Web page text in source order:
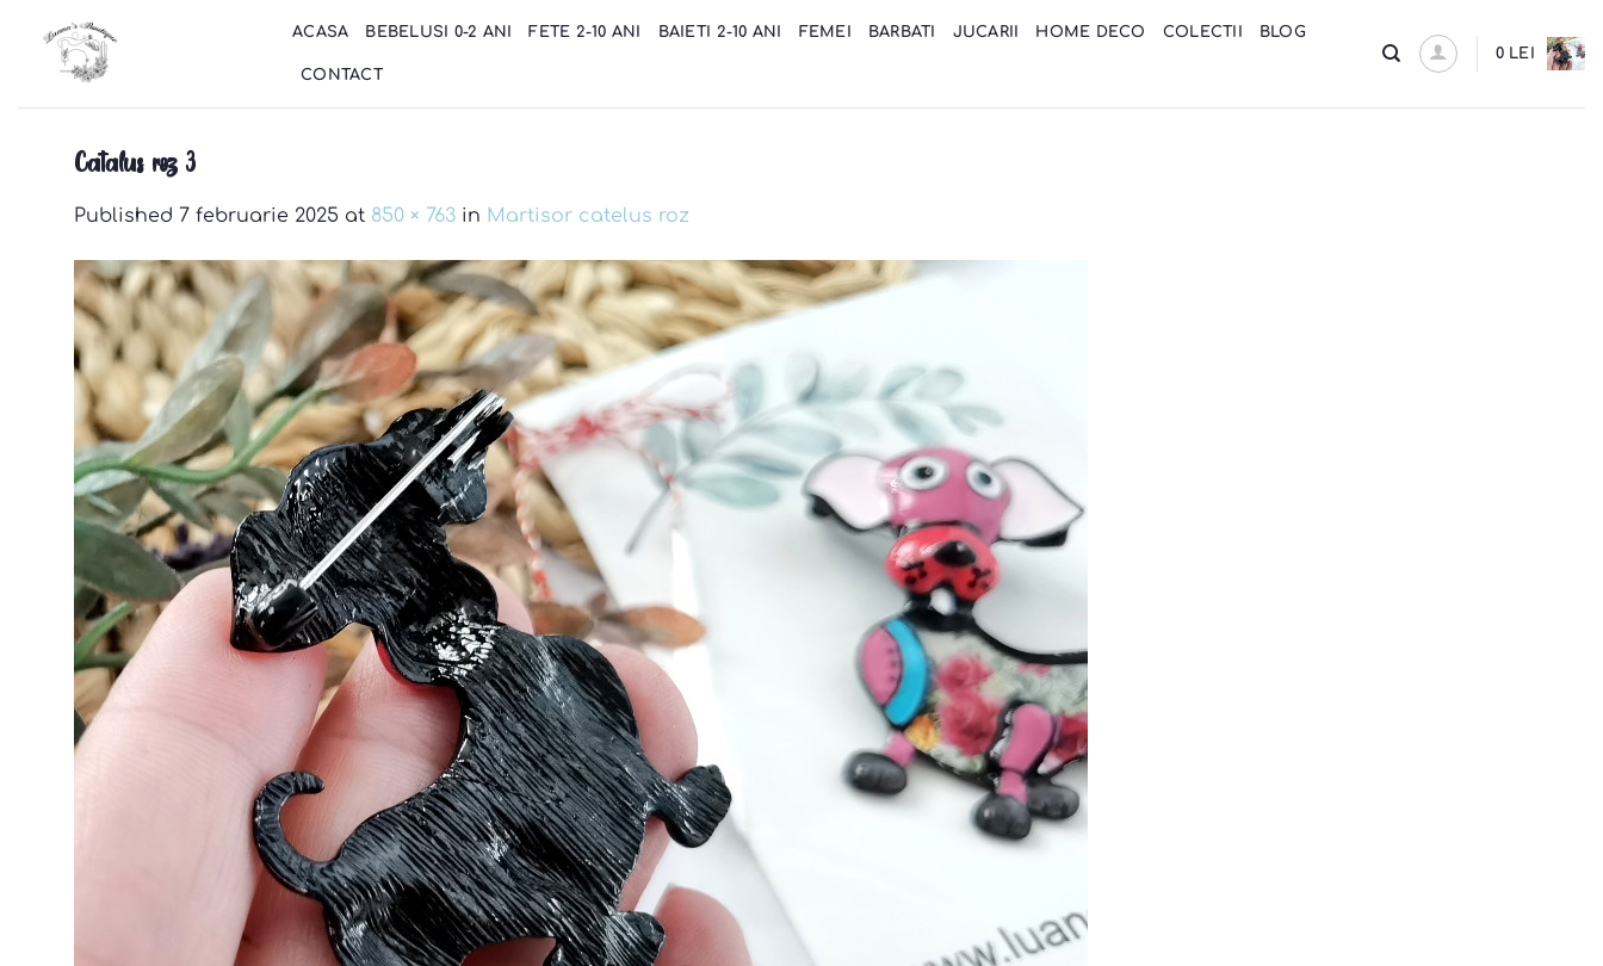
content
ACASA BEBELUSI 0-2 ANI FETE 2-10 ANI BAIETI 2-10 ANI FEMEI BARBATI JUCARII HOME DECO COLECTII BLOG
CONTACT
0 LEI
Catalus roz 3
Published 7 februarie 2025 at 850 × 763 in Martisor catelus roz